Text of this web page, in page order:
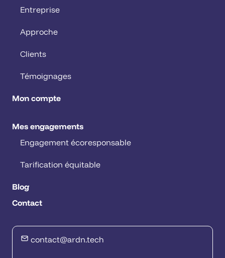
Entreprise
Approche
Clients
Témoignages
Mon compte
Mes engagements
Engagement écoresponsable
Tarification équitable
Blog
Contact
contact@ardn.tech